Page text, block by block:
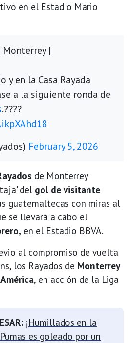
en el Estadio Mario
Monterrey |
y en la Casa Rayada
a la siguiente ronda de
.????
February 5, 2026
de Monterrey
del gol de visitante
guatemaltecas con miras al
se llevará a cabo el
en el Estadio BBVA.
al compromiso de vuelta
los Rayados de Monterrey
América, en acción de la Liga
¡Humillados en la
es goleado por un